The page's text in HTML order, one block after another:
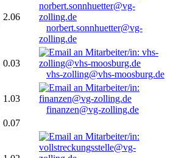
2.06
norbert.sonnhuetter@vg-
zolling.de
0.03
vhs-zolling@vhs-moosburg.de
1.03
finanzen@vg-zolling.de
0.07